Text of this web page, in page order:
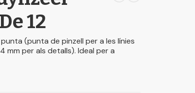
12
(punta de pinzell per a les línies
mm per als detalls). Ideal per a